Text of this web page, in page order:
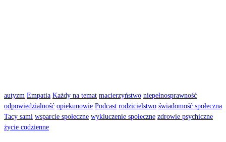
autyzm Empatia Każdy na temat macierzyństwo niepełnosprawność
odpowiedzialność opiekunowie Podcast rodzicielstwo świadomość społeczna
Tacy sami wsparcie społeczne wykluczenie społeczne zdrowie psychiczne
życie codzienne